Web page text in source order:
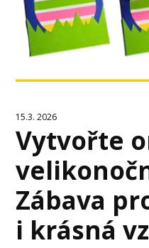
15.3. 2026
Vytvořte
Zábava
i krásná